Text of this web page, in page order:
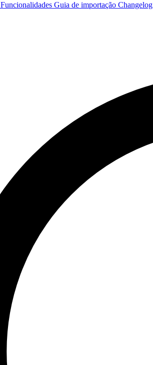
Funcionalidades Guia de importação Changelog